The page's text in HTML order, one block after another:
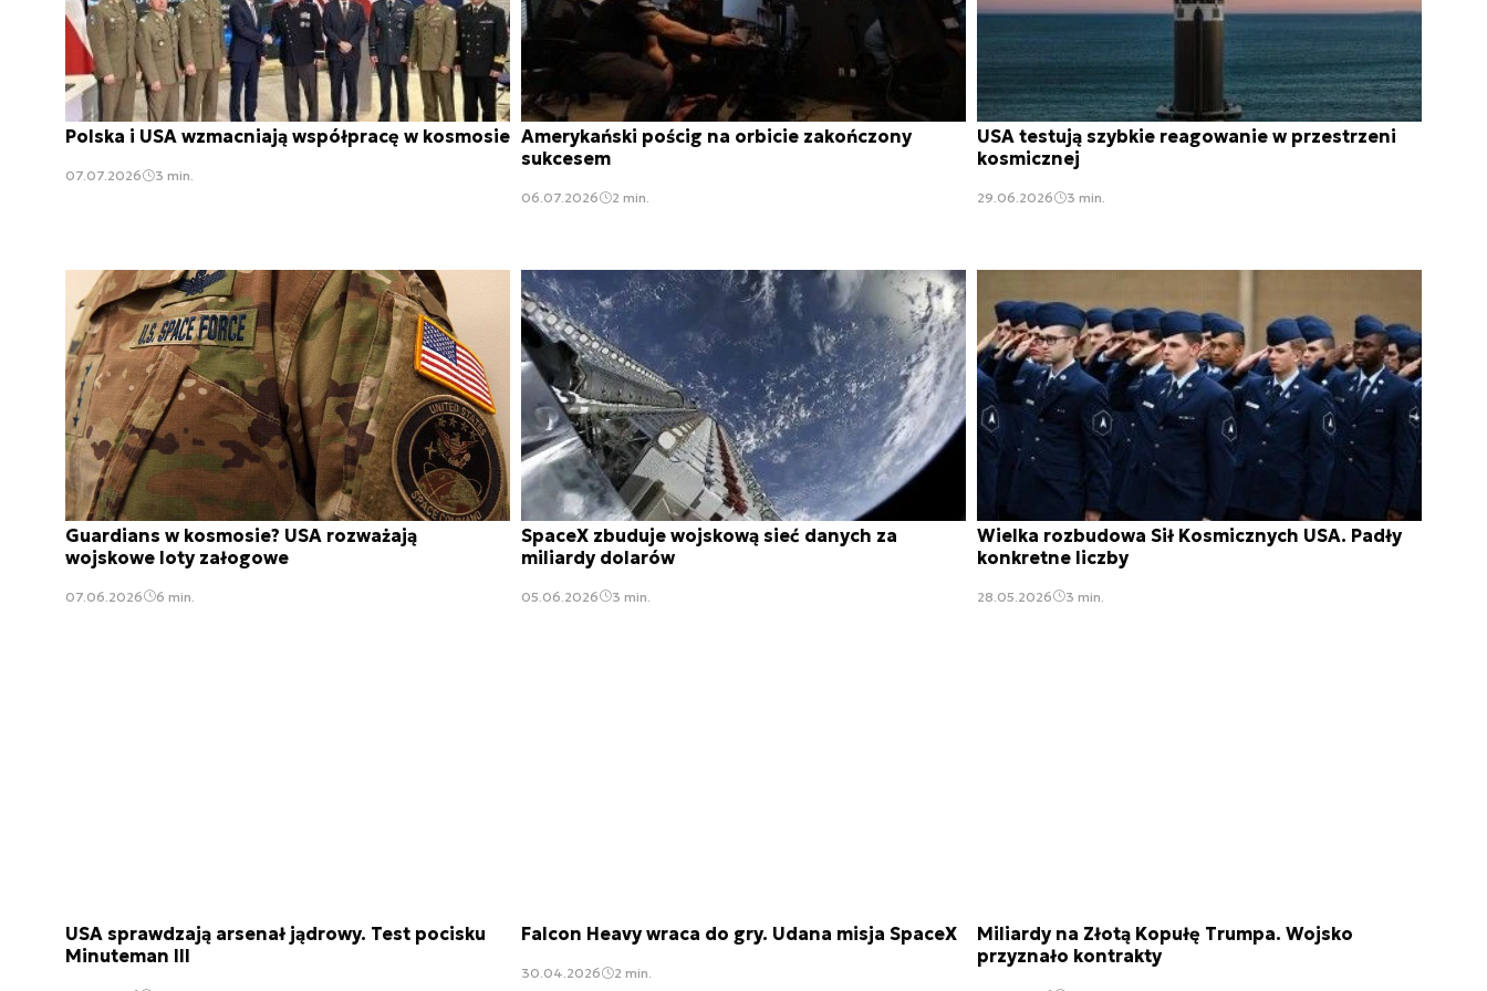
Polska i USA wzmacniają współpracę w kosmosie
07.07.2026 3 min.
Amerykański pościg na orbicie zakończony
sukcesem
06.07.2026 2 min.
USA testują szybkie reagowanie w przestrzeni
kosmicznej
29.06.2026 3 min.
Guardians w kosmosie? USA rozważają
wojskowe loty załogowe
07.06.2026 6 min.
SpaceX zbuduje wojskową sieć danych za
miliardy dolarów
05.06.2026 3 min.
Wielka rozbudowa Sił Kosmicznych USA. Padły
konkretne liczby
28.05.2026 3 min.
USA sprawdzają arsenał jądrowy. Test pocisku
Minuteman III
Falcon Heavy wraca do gry. Udana misja SpaceX
30.04.2026 2 min.
Miliardy na Złotą Kopułę Trumpa. Wojsko
przyznało kontrakty